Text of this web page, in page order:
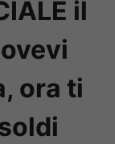
il
ora ti